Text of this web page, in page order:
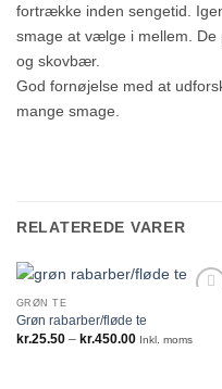
fortrække inden sengetid.
smage at vælge i mellem.
og skovbær.
God fornøjelse med at
mange smage.
RELATEREDE VARER
GRØN TE
Grøn rabarber/fløde te
kr.25.50 – kr.450.00Prisinterval:
Inkl. moms